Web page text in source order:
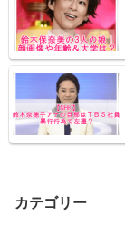
カテゴリー